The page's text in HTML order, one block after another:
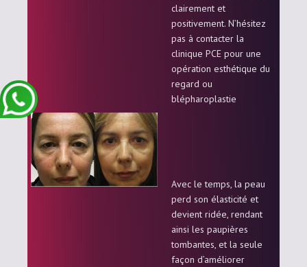
clairement et
positivement. N’hésitez
pas à contacter la
clinique PCE pour une
opération esthétique du
regard ou
blépharoplastie
Avec le temps, la peau
perd son élasticité et
devient ridée, rendant
ainsi les paupières
tombantes, et la seule
façon d’améliorer